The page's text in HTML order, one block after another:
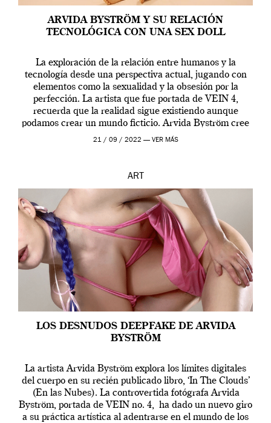
ARVIDA BYSTRÖM Y SU RELACIÓN
TECNOLÓGICA CON UNA SEX DOLL
La exploración de la relación entre humanos y la
tecnología desde una perspectiva actual, jugando con
elementos como la sexualidad y la obsesión por la
perfección. La artista que fue portada de VEIN 4,
recuerda que la realidad sigue existiendo aunque
podamos crear un mundo ficticio. Arvida Byström cree
que los humanos tienen un complejo […]
21 / 09 / 2022 — VER MÁS
ART
LOS DESNUDOS DEEPFAKE DE ARVIDA
BYSTRÖM
La artista Arvida Byström explora los límites digitales
del cuerpo en su recién publicado libro, ‘In The Clouds’
(En las Nubes). La controvertida fotógrafa Arvida
Byström, portada de VEIN no. 4, ha dado un nuevo giro
a su práctica artística al adentrarse en el mundo de los